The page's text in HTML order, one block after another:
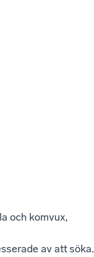
och komvux,
av att söka.